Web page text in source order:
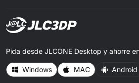
Pida desde JLCONE Desktop y ahorre
Windows MAC Android